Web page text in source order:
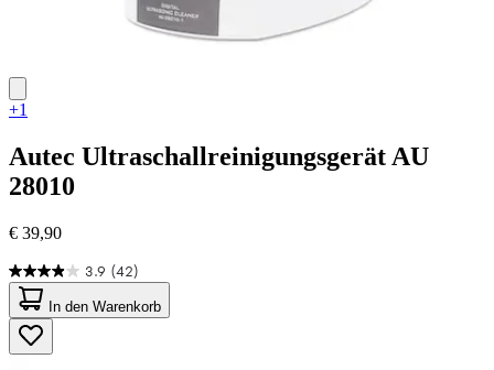
+1
Autec Ultraschallreinigungsgerät AU
28010
€ 39,90
3.9 (42)
3.9
von
5
Sternen.
42
In den Warenkorb